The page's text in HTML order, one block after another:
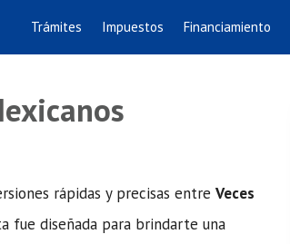
Trámites Impuestos Financiamiento
rápidas y precisas entre Veces
fue diseñada para brindarte una